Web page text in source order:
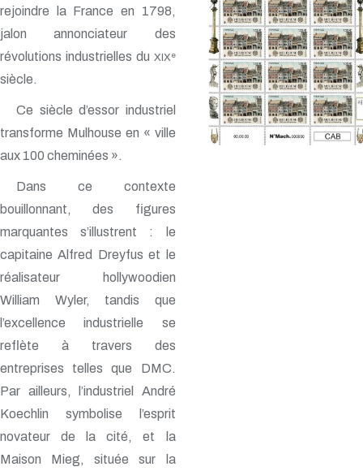
rejoindre la France en 1798,
jalon annonciateur des
révolutions industrielles du XIXe
siècle.
Ce siècle d’essor industriel
transforme Mulhouse en « ville
aux 100 cheminées ».
Dans ce contexte
bouillonnant, des figures
marquantes s’illustrent : le
capitaine Alfred Dreyfus et le
réalisateur hollywoodien
William Wyler, tandis que
l’excellence industrielle se
reflète à travers des
entreprises telles que DMC.
Par ailleurs, l’industriel André
Koechlin symbolise l’esprit
novateur de la cité, et la
Maison Mieg, située sur la